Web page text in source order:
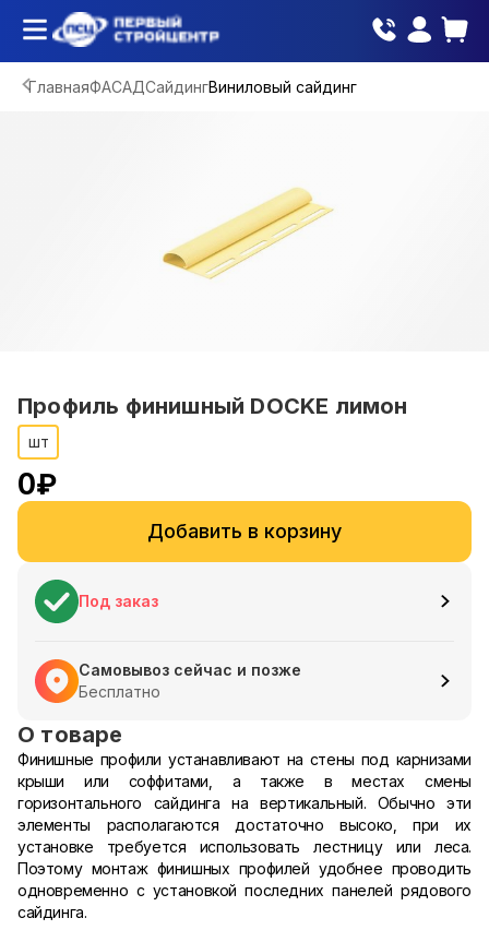
ГлавнаяФАСАДСайдингВиниловый сайдинг
Профиль финишный DOCKE лимон
шт
0₽
Добавить в корзину
Под заказ
Самовывоз сейчас и позже
Бесплатно
О товаре
Финишные профили устанавливают на стены под карнизами
крыши или соффитами, а также в местах смены
горизонтального сайдинга на вертикальный. Обычно эти
элементы располагаются достаточно высоко, при их
установке требуется использовать лестницу или леса.
Поэтому монтаж финишных профилей удобнее проводить
одновременно с установкой последних панелей рядового
сайдинга.